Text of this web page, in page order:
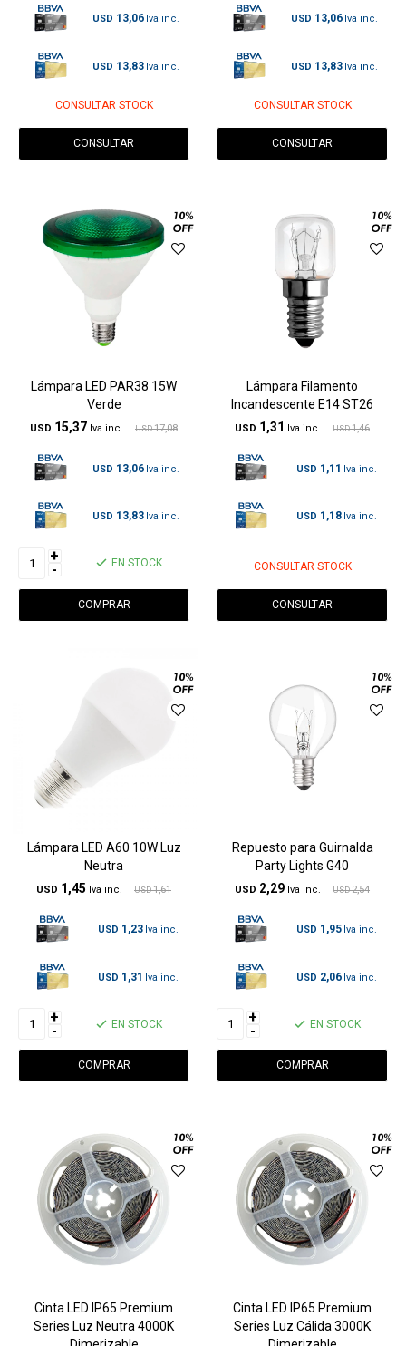
USD 13,06
USD 13,83
CONSULTAR STOCK
CONSULTAR
USD 13,06
USD 13,83
CONSULTAR STOCK
CONSULTAR
Lámpara LED PAR38 15W
Verde
USD 15,37 USD 17,08
USD 13,06
USD 13,83
+
- EN STOCK
Lámpara Filamento
Incandescente E14 ST26
USD 1,31 USD 1,46
USD 1,11
USD 1,18
CONSULTAR STOCK
CONSULTAR
Lámpara LED A60 10W Luz
Neutra
USD 1,45 USD 1,61
USD 1,23
USD 1,31
+
- EN STOCK
Repuesto para Guirnalda
Party Lights G40
USD 2,29 USD 2,54
USD 1,95
USD 2,06
+
- EN STOCK
Cinta LED IP65 Premium
Series Luz Neutra 4000K
Cinta LED IP65 Premium
Series Luz Cálida 3000K